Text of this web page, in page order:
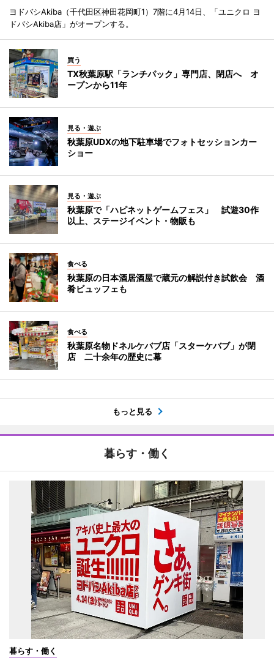
ヨドバシAkiba（千代田区神田花岡町1）7階に4月14日、「ユニクロ ヨ
ドバシAkiba店」がオープンする。
買う
TX秋葉原駅「ランチパック」専門店、閉店へ オ
ープンから11年
見る・遊ぶ
秋葉原UDXの地下駐車場でフォトセッションカー
ショー
見る・遊ぶ
秋葉原で「ハピネットゲームフェス」 試遊30作
以上、ステージイベント・物販も
食べる
秋葉原の日本酒居酒屋で蔵元の解説付き試飲会 酒
肴ビュッフェも
食べる
秋葉原名物ドネルケバブ店「スターケバブ」が閉
店 二十余年の歴史に幕
もっと見る
暮らす・働く
暮らす・働く